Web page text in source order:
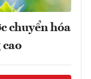
chuyển hóa